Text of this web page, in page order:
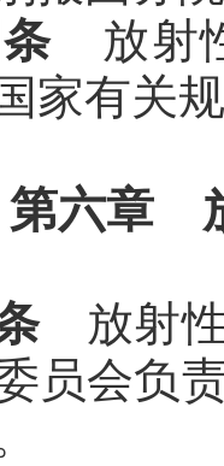
放射
家有关
第六章
放射
员会负